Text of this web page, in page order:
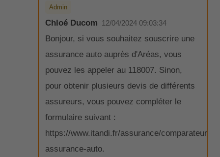
Admin
Chloé Ducom 12/04/2024 09:03:34
Bonjour, si vous souhaitez souscrire une
assurance auto auprès d'Aréas, vous
pouvez les appeler au 118007. Sinon,
pour obtenir plusieurs devis de différents
assureurs, vous pouvez compléter le
formulaire suivant :
https://www.itandi.fr/assurance/comparateur-
assurance-auto.